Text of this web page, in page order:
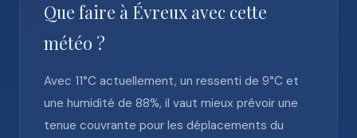
Que faire à Évreux avec cette
météo ?
Avec 11°C actuellement, un ressenti de 9°C et
une humidité de 88%, il vaut mieux prévoir une
tenue couvrante pour les déplacements du